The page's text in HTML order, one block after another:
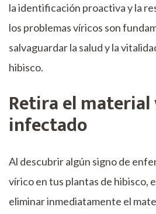
la identificación proactiva y la
los problemas víricos son
salvaguardar la salud y la
hibisco.
Retira el
infectado
Al descubrir algún signo de
vírico en tus plantas de hibisco,
eliminar inmediatamente el